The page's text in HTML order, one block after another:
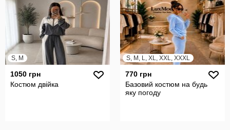
S, M
1050 грн
Костюм двійка
S, M, L, XL, XXL, XXXL
770 грн
Базовий костюм на будь
яку погоду